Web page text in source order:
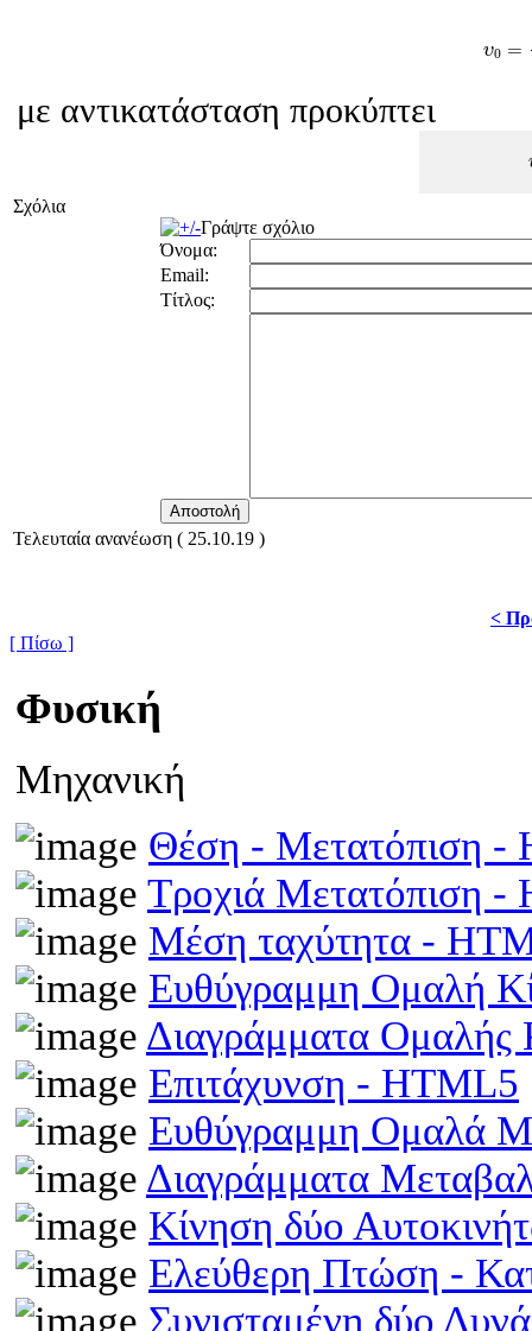
υ0 =
με αντικατάσταση προκύπτει
Σχόλια
Γράψτε σχόλιο
Όνομα:
Email:
Τίτλος:
Τελευταία ανανέωση ( 25.10.19 )
<
[ Πίσω ]
Φυσική
Μηχανική
Θέση - Μετατόπιση -
Τροχιά Μετατόπιση -
Μέση ταχύτητα -
Ευθύγραμμη Ομαλή
Διαγράμματα
Επιτάχυνση - HTML5
Ευθύγραμμη Ομαλά
Διαγράμματα
Κίνηση δύο
Ελεύθερη Πτώση -
Συνισταμένη δύο